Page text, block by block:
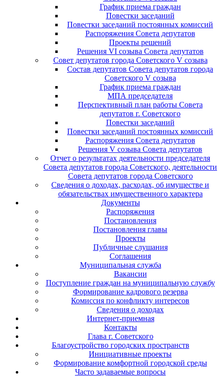
График приема граждан
Повестки заседаний
Повестки заседаний постоянных комиссий
Распоряжения Совета депутатов
Проекты решений
Решения VI созыва Совета депутатов
Совет депутатов города Советского V созыва
Состав депутатов Совета депутатов города
Советского V созыва
График приема граждан
МПА председателя
Перспективный план работы Совета
депутатов г. Советского
Повестки заседаний
Повестки заседаний постоянных комиссий
Распоряжения Совета депутатов
Решения V созыва Совета депутатов
Отчет о результатах деятельности председателя
Совета депутатов города Советского, деятельности
Совета депутатов города Советского
Сведения о доходах, расходах, об имуществе и
обязательствах имущественного характера
Документы
Распоряжения
Постановления
Постановления главы
Проекты
Публичные слушания
Соглашения
Муниципальная служба
Вакансии
Поступление граждан на муниципальную службу
Формирование кадрового резерва
Комиссия по конфликту интересов
Сведения о доходах
Интернет-приемная
Контакты
Глава г. Советского
Благоустройство городских пространств
Инициативные проекты
Формирование комфортной городской среды
Часто задаваемые вопросы